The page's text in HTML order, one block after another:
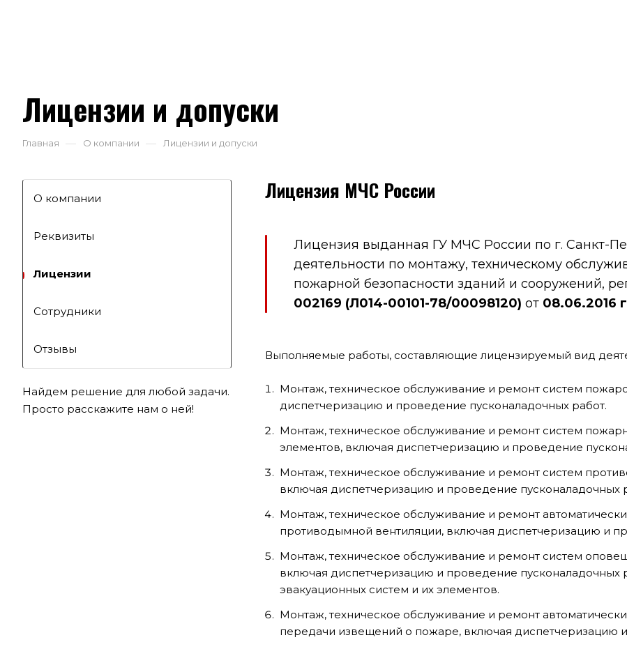
Лицензии и допуски
Главная — О компании — Лицензии и допуски
Лицензия МЧС России
Лицензия выданная ГУ МЧС России по г. Санкт-
деятельности по монтажу, техническому
пожарной безопасности зданий и сооружений,
002169 (Л014-00101-78/00098120) от 08.06.2016
Выполняемые работы, составляющие лицензируемый вид
Монтаж, техническое обслуживание и ремонт систем
диспетчеризацию и проведение пусконаладочных работ.
Монтаж, техническое обслуживание и ремонт систем
элементов, включая диспетчеризацию и проведение
Монтаж, техническое обслуживание и ремонт систем
включая диспетчеризацию и проведение пусконаладочных
Монтаж, техническое обслуживание и ремонт
противодымной вентиляции, включая диспетчеризацию и
Монтаж, техническое обслуживание и ремонт систем
включая диспетчеризацию и проведение пусконаладочных
эвакуационных систем и их элементов.
Монтаж, техническое обслуживание и ремонт
передачи извещений о пожаре, включая диспетчеризацию
О компании
Реквизиты
Лицензии
Сотрудники
Отзывы
Найдем решение для любой задачи.
Просто расскажите нам о ней!